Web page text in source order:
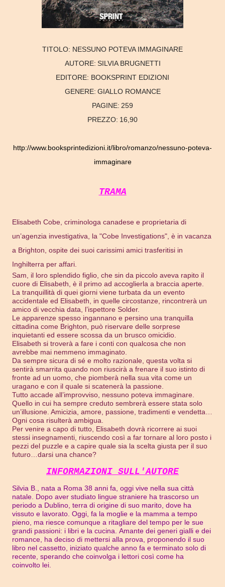
TITOLO: NESSUNO POTEVA IMMAGINARE
AUTORE: SILVIA BRUGNETTI
EDITORE: BOOKSPRINT EDIZIONI
GENERE: GIALLO ROMANCE
PAGINE: 259
PREZZO: 16,90
http://www.booksprintedizioni.it/libro/romanzo/nessuno-poteva-
immaginare
TRAMA
Elisabeth Cobe, criminologa canadese e proprietaria di
un’agenzia investigativa, la "Cobe Investigations", è in vacanza
a Brighton, ospite dei suoi carissimi amici trasferitisi in
Inghilterra per affari.
Sam, il loro splendido figlio, che sin da piccolo aveva rapito il
cuore di Elisabeth, è il primo ad accoglierla a braccia aperte.
La tranquillità di quei giorni viene turbata da un evento
accidentale ed Elisabeth, in quelle circostanze, rincontrerà un
amico di vecchia data, l’ispettore Solder.
Le apparenze spesso ingannano e persino una tranquilla
cittadina come Brighton, può riservare delle sorprese
inquietanti ed essere scossa da un brusco omicidio.
Elisabeth si troverà a fare i conti con qualcosa che non
avrebbe mai nemmeno immaginato.
Da sempre sicura di sé e molto razionale, questa volta si
sentirà smarrita quando non riuscirà a frenare il suo istinto di
fronte ad un uomo, che piomberà nella sua vita come un
uragano e con il quale si scatenerà la passione.
Tutto accade all’improvviso, nessuno poteva immaginare.
Quello in cui ha sempre creduto sembrerà essere stata solo
un’illusione. Amicizia, amore, passione, tradimenti e vendetta…
Ogni cosa risulterà ambigua.
Per venire a capo di tutto, Elisabeth dovrà ricorrere ai suoi
stessi insegnamenti, riuscendo così a far tornare al loro posto i
pezzi del puzzle e a capire quale sia la scelta giusta per il suo
futuro…darsi una chance?
INFORMAZIONI SULL'AUTORE
Silvia B., nata a Roma 38 anni fa, oggi vive nella sua città
natale. Dopo aver studiato lingue straniere ha trascorso un
periodo a Dublino, terra di origine di suo marito, dove ha
vissuto e lavorato. Oggi, fa la moglie e la mamma a tempo
pieno, ma riesce comunque a ritagliare del tempo per le sue
grandi passioni: i libri e la cucina. Amante dei generi gialli e dei
romance, ha deciso di mettersi alla prova, proponendo il suo
libro nel cassetto, iniziato qualche anno fa e terminato solo di
recente, sperando che coinvolga i lettori così come ha
coinvolto lei.